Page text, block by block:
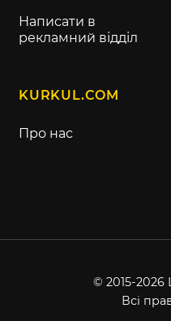
Написати в
рекламний відділ
KURKUL.COM
Про нас
© 2015-
Всі